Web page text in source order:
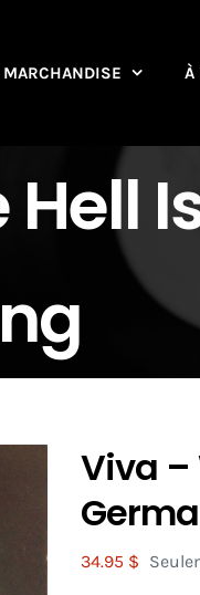
MARCHANDISE À
Viva –
34.95 $